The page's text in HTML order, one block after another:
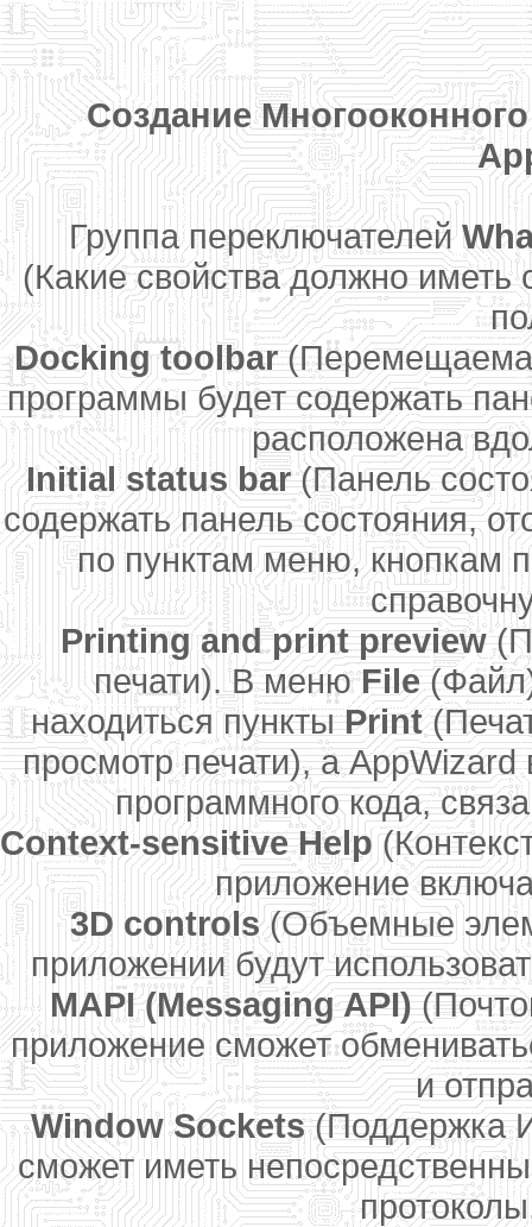
Создание
Группа переключателей
(Какие свойства должно
Docking toolbar
программы будет содержать
расположена
Initial status bar(Панель
содержать панель состояния,
по пунктам меню, кнопкам
Printing and print preview
печати). В менюFile(Файл)
находиться пунктыPrint
просмотр печати), а
программного кода,
Context-sensitive Help
приложение
3D controls(Объемные
приложении будут
MAPI (Messaging API)
приложение сможет
и
Window Sockets(Поддержка
сможет иметь